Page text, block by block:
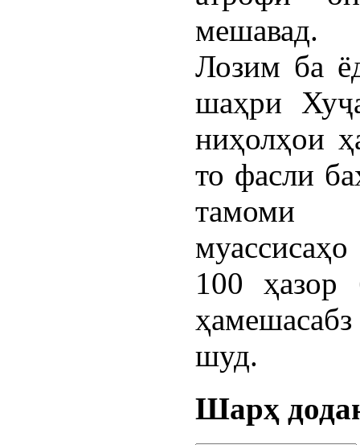
мешавад.
Лозим ба
шаҳри
ниҳолҳои
то фасли
тамоми
100 ҳазор
шуд.
Шарҳ